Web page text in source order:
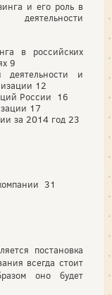
и его роль в
в российских
9
деятельности и
12
России 16
17
за 2014 год 23
31
постановка
всегда стоит
оно будет